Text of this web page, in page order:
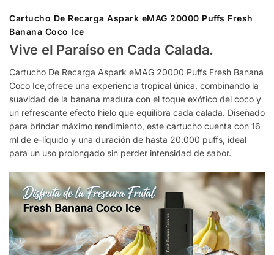
Cartucho De Recarga Aspark eMAG 20000 Puffs Fresh
Banana Coco Ice
Vive el Paraíso en Cada Calada.
Cartucho De Recarga Aspark eMAG 20000 Puffs Fresh Banana
Coco Ice,ofrece una experiencia tropical única, combinando la
suavidad de la banana madura con el toque exótico del coco y
un refrescante efecto hielo que equilibra cada calada. Diseñado
para brindar máximo rendimiento, este cartucho cuenta con 16
ml de e-líquido y una duración de hasta 20.000 puffs, ideal
para un uso prolongado sin perder intensidad de sabor.